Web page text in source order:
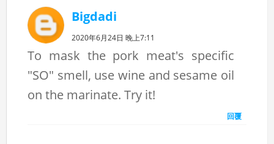
Bigdadi
2020年6月24日 晚上7:11
To mask the pork meat's specific
"SO" smell, use wine and sesame oil
on the marinate. Try it!
回覆